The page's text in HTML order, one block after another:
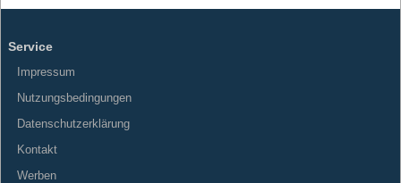
Service
Impressum
Nutzungsbedingungen
Datenschutzerklärung
Kontakt
Werben